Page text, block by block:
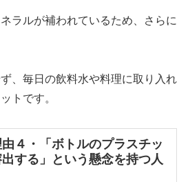
ラルが補われているため、さらに
、毎日の飲料水や料理に取り入れ
トです。
４・「ボトルのプラスチッ
する」という懸念を持つ人